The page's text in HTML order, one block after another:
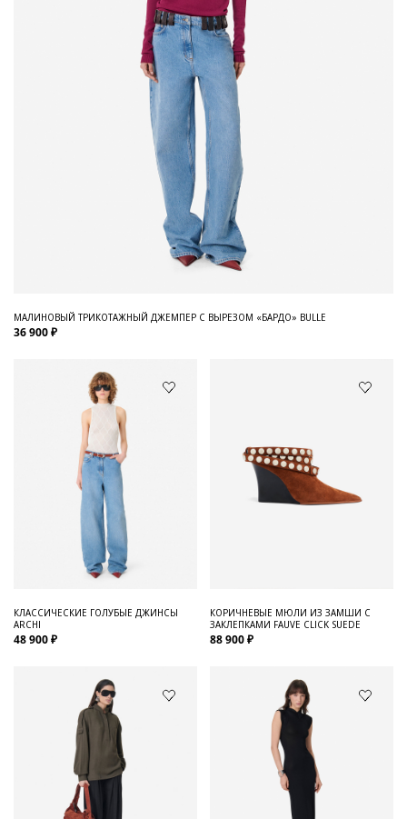
МАЛИНОВЫЙ ТРИКОТАЖНЫЙ ДЖЕМПЕР С ВЫРЕЗОМ «БАРДО» BULLE
36 900 ₽
КЛАССИЧЕСКИЕ ГОЛУБЫЕ ДЖИНСЫ
ARCHI
48 900 ₽
КОРИЧНЕВЫЕ МЮЛИ ИЗ ЗАМШИ С
ЗАКЛЕПКАМИ FAUVE CLICK SUEDE
88 900 ₽